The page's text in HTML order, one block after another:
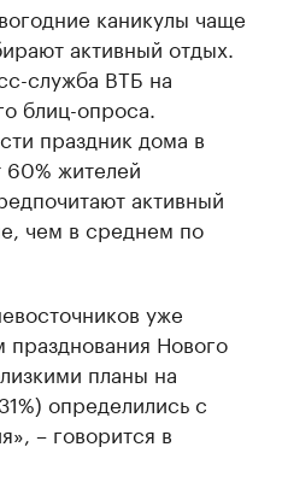
каникулы чаще
активный отдых.
служба ВТБ на
блиц-опроса.
праздник дома в
60% жителей
активный
чем в среднем по
уже
Нового
планы на
определились с
– говорится в